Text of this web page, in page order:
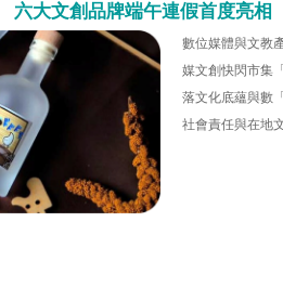
大文創品牌端午連假首度亮相
數位媒體與文教
媒文創快閃市集
落文化底蘊與數
社會責任與在地